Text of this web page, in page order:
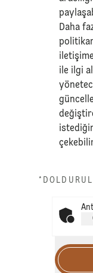
Daha
ile ilgi